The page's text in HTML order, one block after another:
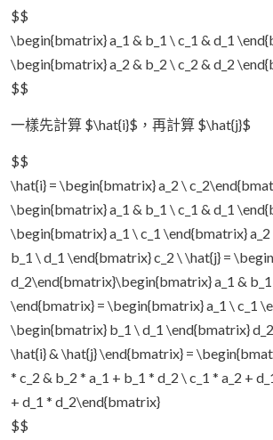
$$
\begin{bmatrix} a_1 & b_1 \ c_1 & d_1
\begin{bmatrix} a_2 & b_2 \ c_2 & d_2
$$
一樣先計算 $\hat{i}$，再計算 $\hat{j}$
$$
\hat{i} = \begin{bmatrix} a_2 \
\begin{bmatrix} a_1 & b_1 \ c_1 & d_1
\begin{bmatrix} a_1 \ c_1 \end{bmatrix}
b_1 \ d_1 \end{bmatrix} c_2 \ \hat{j} =
d_2\end{bmatrix}\begin{bmatrix} a_1 & b_1
\end{bmatrix} = \begin{bmatrix} a_1 \ c_1
\begin{bmatrix} b_1 \ d_1 \end{bmatrix}
\hat{i} & \hat{j} \end{bmatrix} =
* c_2 & b_2 * a_1 + b_1 * d_2 \ c_1 * a_2 +
+ d_1 * d_2\end{bmatrix}
$$